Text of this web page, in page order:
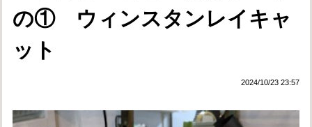
の① ウィンスタンレイキャ
ット
2024/10/23 23:57